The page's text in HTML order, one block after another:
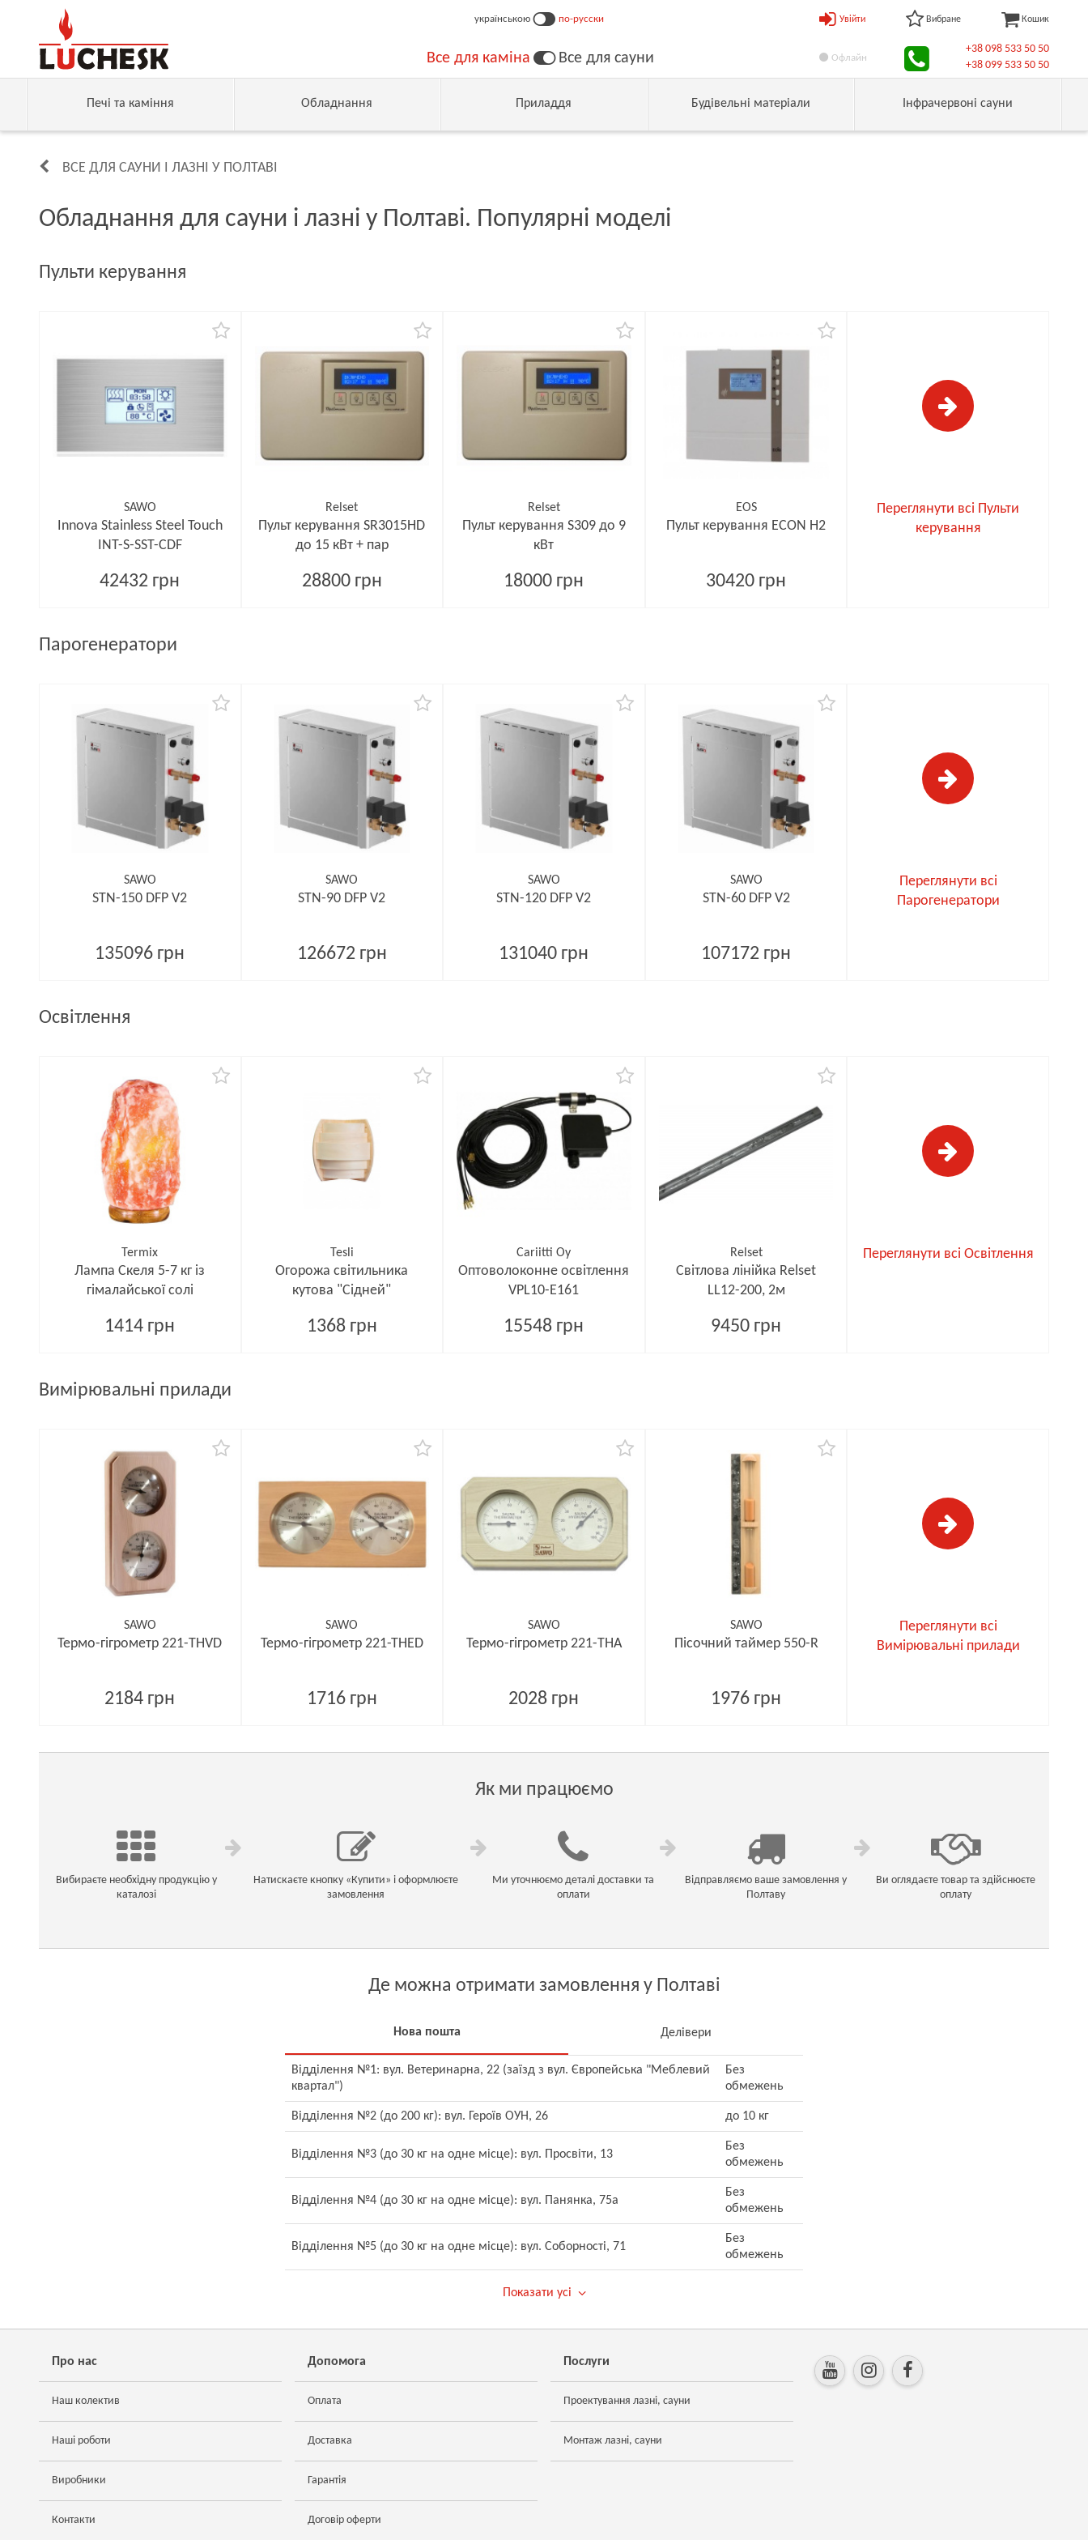
українською по-русски
Все для каміна Все для сауни
Увійти Вибране Кошик
Офлайн
+38 098 533 50 50
+38 099 533 50 50
Печі та каміння Обладнання Приладдя Будівельні матеріали Інфрачервоні сауни
ВСЕ ДЛЯ САУНИ І ЛАЗНІ У ПОЛТАВІ
Обладнання для сауни і лазні у Полтаві. Популярні моделі
Пульти керування
SAWO
Innova Stainless Steel Touch
INT-S-SST-CDF
42432 грн
Relset
Пульт керування SR3015HD
до 15 кВт + пар
28800 грн
Relset
Пульт керування S309 до 9
кВт
18000 грн
EOS
Пульт керування ECON H2
30420 грн
Переглянути всі Пульти
керування
Парогенератори
SAWO
STN-150 DFP V2
135096 грн
SAWO
STN-90 DFP V2
126672 грн
SAWO
STN-120 DFP V2
131040 грн
SAWO
STN-60 DFP V2
107172 грн
Переглянути всі
Парогенератори
Освітлення
Termix
Лампа Скеля 5-7 кг із
гімалайської солі
1414 грн
Tesli
Огорожа світильника
кутова "Сідней"
1368 грн
Cariitti Oy
Оптоволоконне освітлення
VPL10-E161
15548 грн
Relset
Світлова лінійка Relset
LL12-200, 2м
9450 грн
Переглянути всі Освітлення
Вимірювальні прилади
SAWO
Термо-гігрометр 221-THVD
2184 грн
SAWO
Термо-гігрометр 221-ТНED
1716 грн
SAWO
Термо-гігрометр 221-THА
2028 грн
SAWO
Пісочний таймер 550-R
1976 грн
Переглянути всі
Вимірювальні прилади
Як ми працюємо
Вибираєте необхідну продукцію у
каталозі
Натискаєте кнопку «Купити» і оформлюєте
замовлення
Ми уточнюємо деталі доставки та
оплати
Відправляємо ваше замовлення у
Полтаву
Ви оглядаєте товар та здійснюєте
оплату
Де можна отримати замовлення у Полтаві
Нова пошта Делівери
Відділення №1: вул. Ветеринарна, 22 (заїзд з вул. Європейська "Меблевий
квартал")
Без
обмежень
Відділення №2 (до 200 кг): вул. Героїв ОУН, 26 до 10 кг
Відділення №3 (до 30 кг на одне місце): вул. Просвіти, 13
Без
обмежень
Відділення №4 (до 30 кг на одне місце): вул. Панянка, 75а
Без
обмежень
Відділення №5 (до 30 кг на одне місце): вул. Соборності, 71
Без
обмежень
Показати усі
Про нас
Наш колектив
Наші роботи
Виробники
Контакти
Допомога
Оплата
Доставка
Гарантія
Договір оферти
Послуги
Проектування лазні, сауни
Монтаж лазні, сауни